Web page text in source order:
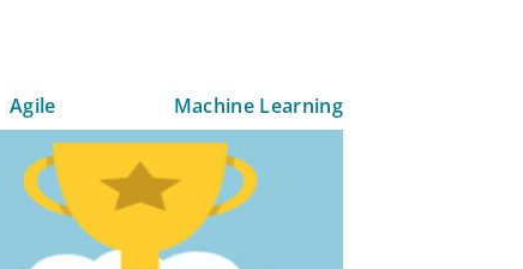
Agile Machine Learning